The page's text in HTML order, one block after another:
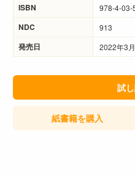
ISBN 978-4-03-
NDC 913
発売日 2022年3月
試
紙書籍を購入